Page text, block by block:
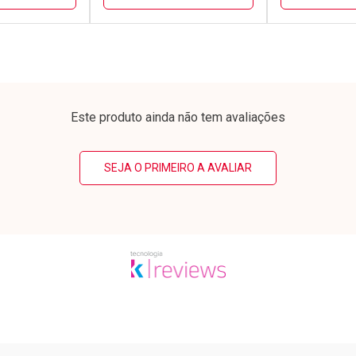
Este produto ainda não tem avaliações
SEJA O PRIMEIRO A AVALIAR